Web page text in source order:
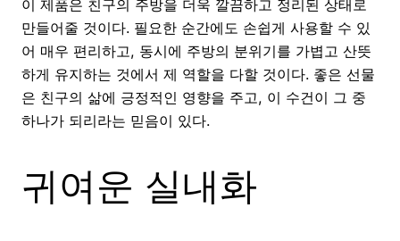
이 제품은 친구의 주방을 더욱 깔끔하고 정리된 상태로
만들어줄 것이다. 필요한 순간에도 손쉽게 사용할 수 있
어 매우 편리하고, 동시에 주방의 분위기를 가볍고 산뜻
하게 유지하는 것에서 제 역할을 다할 것이다. 좋은 선물
은 친구의 삶에 긍정적인 영향을 주고, 이 수건이 그 중
하나가 되리라는 믿음이 있다.
귀여운 실내화